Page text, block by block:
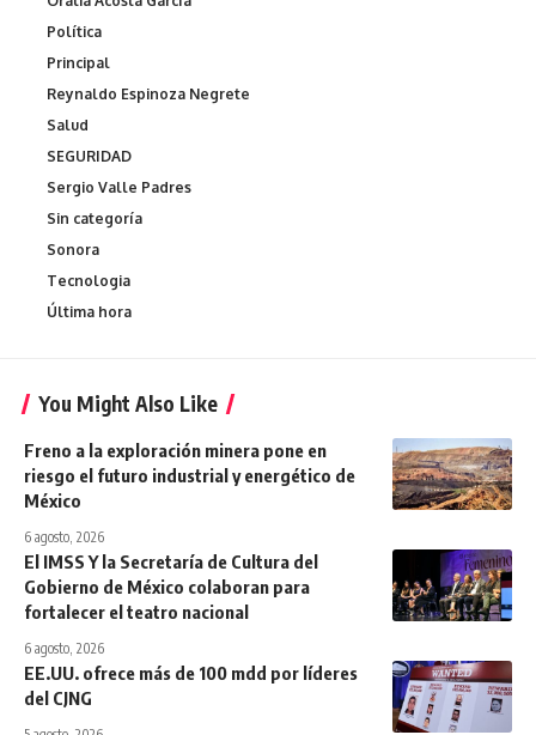
Política
Principal
Reynaldo Espinoza Negrete
Salud
SEGURIDAD
Sergio Valle Padres
Sin categoría
Sonora
Tecnologia
Última hora
You Might Also Like
Freno a la exploración minera pone en
riesgo el futuro industrial y energético de
México
6 agosto, 2026
El IMSS Y la Secretaría de Cultura del
Gobierno de México colaboran para
fortalecer el teatro nacional
6 agosto, 2026
EE.UU. ofrece más de 100 mdd por líderes
del CJNG